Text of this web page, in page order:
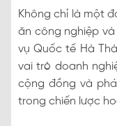
Không chỉ là một
ăn công nghiệp
vụ Quốc tế Hà
vai trò doanh
cộng đồng và
trong chiến lược